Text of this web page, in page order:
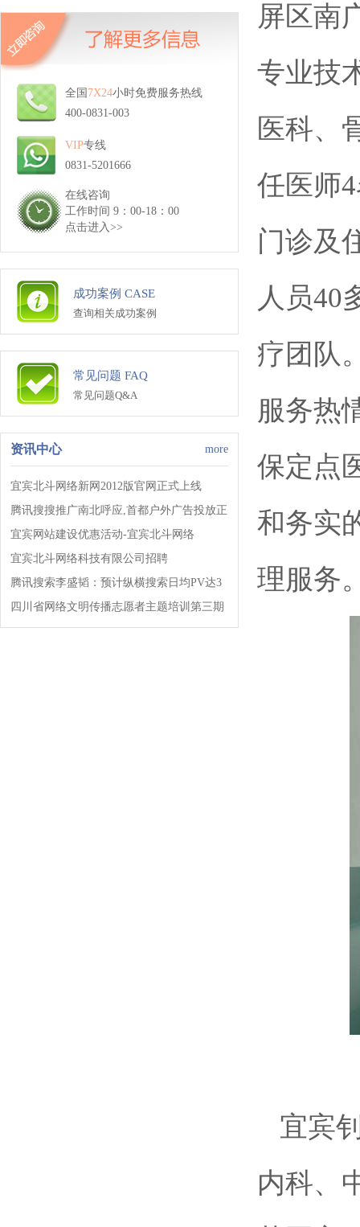
全国 7X24小时免费服务热线
400-0831-003
VIP专线
0831-5201666
在线咨询
工作时间 9：00-18：00
点击进入>>
成功案例 CASE
查询相关成功案例
常见问题 FAQ
常见问题Q&A
资讯中心 more
宜宾北斗网络新网2012版官网正式上线
腾讯搜搜推广南北呼应,首都户外广告投放正
式启动!!!
宜宾网站建设优惠活动-宜宾北斗网络
宜宾北斗网络科技有限公司招聘
腾讯搜索李盛韬：预计纵横搜索日均PV达3
亿!
四川省网络文明传播志愿者主题培训第三期
开班!
屏区南
专业技
医科、
任医师
门诊及
人员40
疗团队
服务热
保定点
和务实
理服务
宜宾
内科、